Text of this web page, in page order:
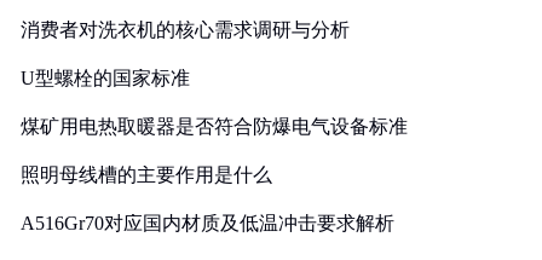
消费者对洗衣机的核心需求调研与分析
U型螺栓的国家标准
煤矿用电热取暖器是否符合防爆电气设备标准
照明母线槽的主要作用是什么
A516Gr70对应国内材质及低温冲击要求解析